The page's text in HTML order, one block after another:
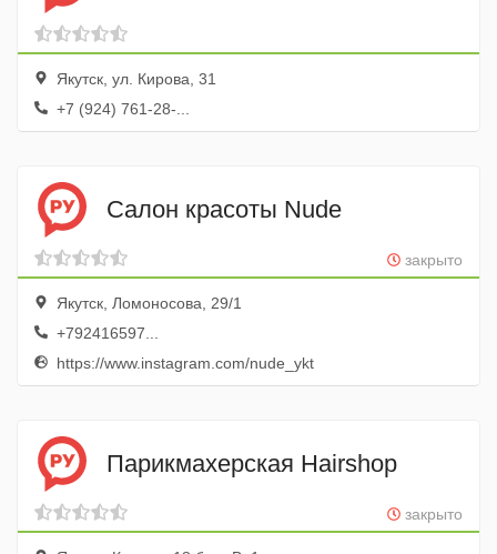
Якутск, ул. Кирова, 31
+7 (924) 761-28-...
Салон красоты Nude
закрыто
Якутск, Ломоносова, 29/1
+792416597...
https://www.instagram.com/nude_ykt
Парикмахерская Hairshop
закрыто